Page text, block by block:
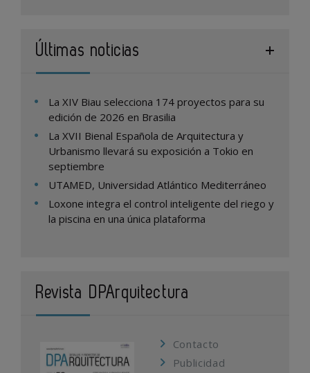
Últimas noticias
La XIV Biau selecciona 174 proyectos para su
edición de 2026 en Brasilia
La XVII Bienal Española de Arquitectura y
Urbanismo llevará su exposición a Tokio en
septiembre
UTAMED, Universidad Atlántico Mediterráneo
Loxone integra el control inteligente del riego y
la piscina en una única plataforma
Revista DPArquitectura
Contacto
Publicidad